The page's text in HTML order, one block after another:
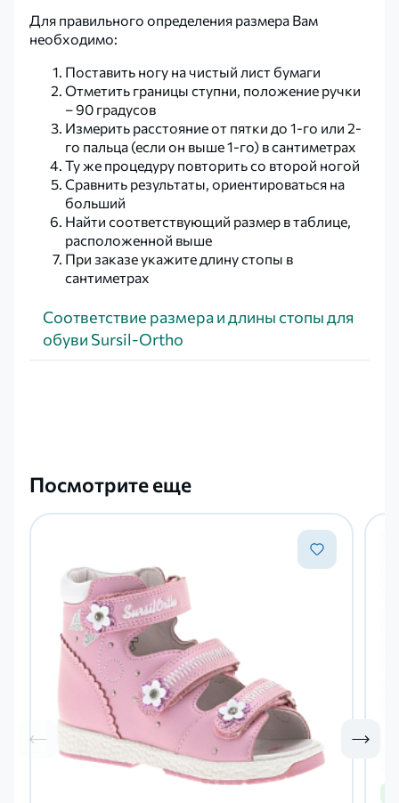
Для правильного определения размера Вам
необходимо:
Поставить ногу на чистый лист бумаги
Отметить границы ступни, положение ручки
– 90 градусов
Измерить расстояние от пятки до 1-го или 2-
го пальца (если он выше 1-го) в сантиметрах
Ту же процедуру повторить со второй ногой
Сравнить результаты, ориентироваться на
больший
Найти соответствующий размер в таблице,
расположенной выше
При заказе укажите длину стопы в
сантиметрах
Соответствие размера и длины стопы для
обуви Sursil-Ortho
Посмотрите еще